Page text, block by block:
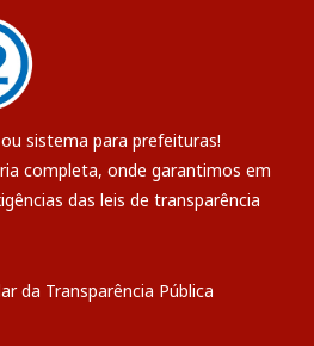
ou sistema para prefeituras!
completa, onde garantimos em
das leis de transparência
da Transparência Pública